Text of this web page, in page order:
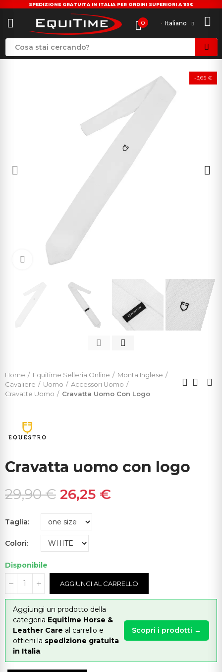
SPEDIZIONE GRATUITA IN ITALIA PER ORDINI SUPERIORI A 119€
0 Italiano
-3,65 €
Click to enlarge
Home Equitime Selleria Online
Monta Inglese
Cavaliere
Uomo
Accessori Uomo
Cravatte Uomo
Cravatta Uomo Con Logo
Cravatta uomo con logo
29,90 € 26,25 €
Taglia
Colori
Disponibile
AGGIUNGI AL CARRELLO
Aggiungi un prodotto della
categoria Equitime Horse &
Leather Care al carrello e
ottieni la spedizione gratuita
in Italia.
Scopri i prodotti →